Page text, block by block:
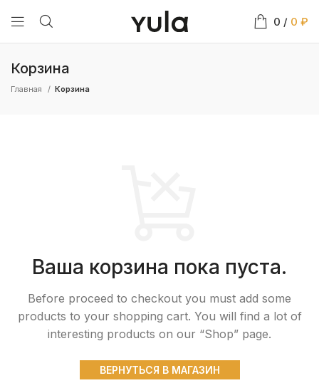
0 / 0 ₽
Корзина
Главная Корзина
Ваша корзина пока пуста.
Before proceed to checkout you must add some
products to your shopping cart. You will find a lot of
interesting products on our “Shop” page.
ВЕРНУТЬСЯ В МАГАЗИН